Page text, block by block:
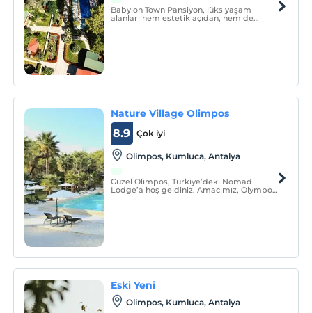
Babylon Town Pansiyon, lüks yaşam
alanları hem estetik açıdan, hem de
Nature Village Olimpos
Çok iyi
8.9
Olimpos, Kumluca, Antalya
Güzel Olimpos, Türkiye’deki Nomad
Lodge’a hoş geldiniz. Amacımız, Olympos
Eski Yeni
Olimpos, Kumluca, Antalya